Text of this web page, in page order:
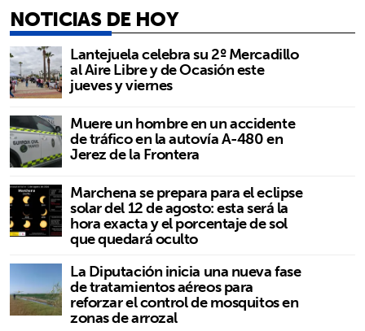
NOTICIAS DE HOY
Lantejuela celebra su 2º Mercadillo
al Aire Libre y de Ocasión este
jueves y viernes
Muere un hombre en un accidente
de tráfico en la autovía A-480 en
Jerez de la Frontera
Marchena se prepara para el eclipse
solar del 12 de agosto: esta será la
hora exacta y el porcentaje de sol
que quedará oculto
La Diputación inicia una nueva fase
de tratamientos aéreos para
reforzar el control de mosquitos en
zonas de arrozal